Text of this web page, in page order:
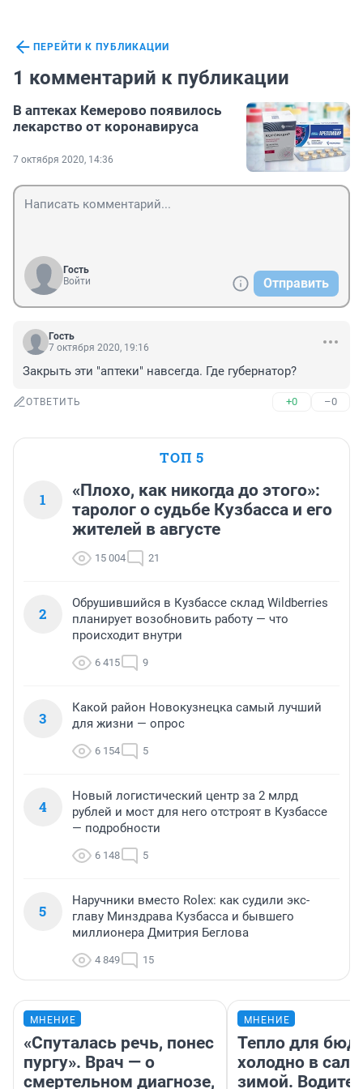
ПЕРЕЙТИ К ПУБЛИКАЦИИ
1 комментарий к публикации
В аптеках Кемерово появилось
лекарство от коронавируса
7 октября 2020, 14:36
Гость
Войти
Отправить
Гость
7 октября 2020, 19:16
Закрыть эти "аптеки" навсегда. Где губернатор?
ОТВЕТИТЬ +0 –0
ТОП 5
1
«Плохо, как никогда до этого»:
таролог о судьбе Кузбасса и его
жителей в августе
15 004 21
2
Обрушившийся в Кузбассе склад Wildberries
планирует возобновить работу — что
происходит внутри
6 415 9
3
Какой район Новокузнецка самый лучший
для жизни — опрос
6 154 5
4
Новый логистический центр за 2 млрд
рублей и мост для него отстроят в Кузбассе
— подробности
6 148 5
5
Наручники вместо Rolex: как судили экс-
главу Минздрава Кузбасса и бывшего
миллионера Дмитрия Беглова
4 849 15
МНЕНИЕ
«Спуталась речь, понес
пургу». Врач — о
смертельном диагнозе,
МНЕНИЕ
Тепло для
холодно в
зимой.